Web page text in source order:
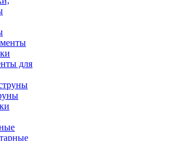
для